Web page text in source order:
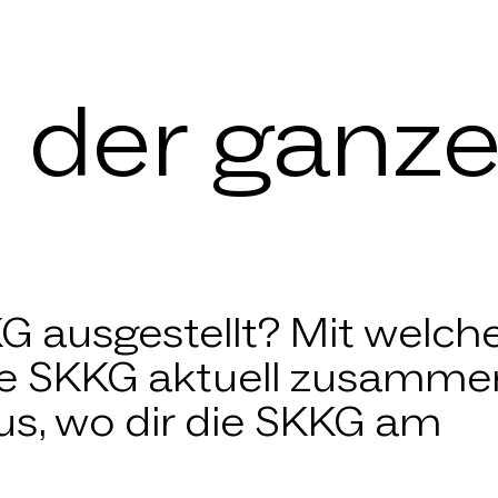
ausgestellt? Mit
SKKG aktuell
wo dir die SKKG am